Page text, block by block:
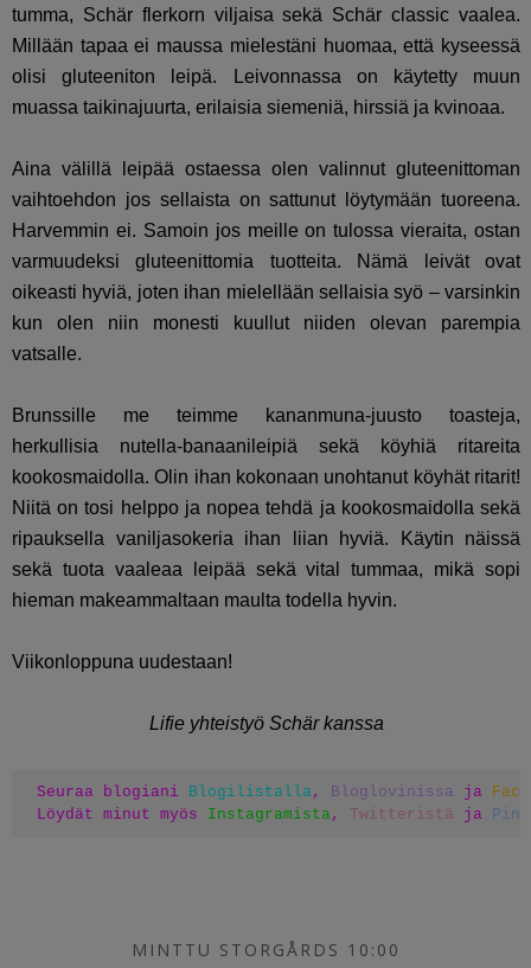
tumma, Schär flerkorn viljaisa sekä Schär classic vaalea.
Millään tapaa ei maussa mielestäni huomaa, että kyseessä
olisi gluteeniton leipä. Leivonnassa on käytetty muun
muassa taikinajuurta, erilaisia siemeniä, hirssiä ja kvinoaa.
Aina välillä leipää ostaessa olen valinnut gluteenittoman
vaihtoehdon jos sellaista on sattunut löytymään tuoreena.
Harvemmin ei. Samoin jos meille on tulossa vieraita, ostan
varmuudeksi gluteenittomia tuotteita. Nämä leivät ovat
oikeasti hyviä, joten ihan mielellään sellaisia syö – varsinkin
kun olen niin monesti kuullut niiden olevan parempia
vatsalle.
Brunssille me teimme kananmuna-juusto toasteja,
herkullisia nutella-banaanileipiä sekä köyhiä ritareita
kookosmaidolla. Olin ihan kokonaan unohtanut köyhät ritarit!
Niitä on tosi helppo ja nopea tehdä ja kookosmaidolla sekä
ripauksella vaniljasokeria ihan liian hyviä. Käytin näissä
sekä tuota vaaleaa leipää sekä vital tummaa, mikä sopi
hieman makeammaltaan maulta todella hyvin.
Viikonloppuna uudestaan!
Lifie yhteistyö Schär kanssa
Seuraa blogiani Blogilistalla, Bloglovinissa ja
Löydät minut myös Instagramista, Twitteristä ja
MINTTU STORGÅRDS 10:00